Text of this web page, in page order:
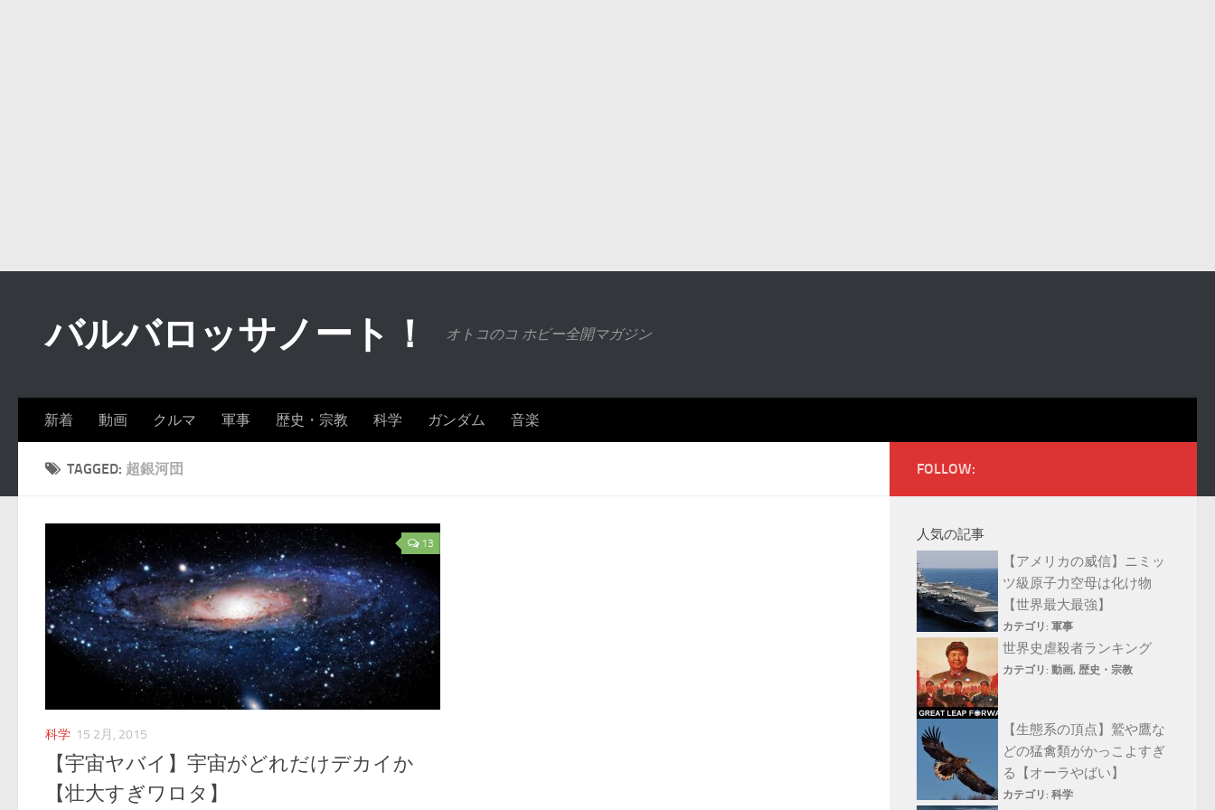
バルバロッサノート！ オトコのコ ホビー全開マガジン
新着 動画 クルマ 軍事 歴史・宗教 科学 ガンダム 音楽
TAGGED: 超銀河団
13
科学 15 2月, 2015
【宇宙ヤバイ】宇宙がどれだけデカイか
【壮大すぎワロタ】
FOLLOW:
人気の記事
【アメリカの威信】ニミッ
ツ級原子力空母は化け物
【世界最大最強】
カテゴリ: 軍事
世界史虐殺者ランキング
カテゴリ: 動画, 歴史・宗教
【生態系の頂点】鷲や鷹な
どの猛禽類がかっこよすぎ
る【オーラやばい】
カテゴリ: 科学